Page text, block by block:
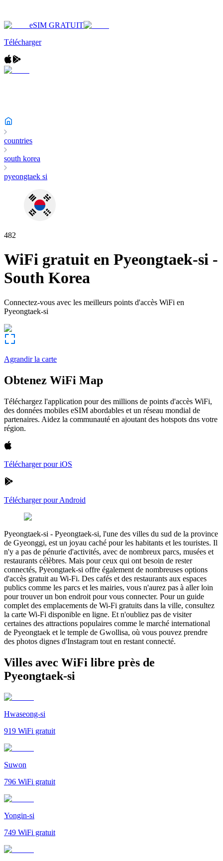
eSIM GRATUIT
Télécharger
countries
south korea
pyeongtaek si
482
WiFi gratuit en Pyeongtaek-si -
South Korea
Connectez-vous avec les meilleurs points d'accès WiFi en
Pyeongtaek-si
Agrandir la carte
Obtenez WiFi Map
Téléchargez l'application pour des millions de points d'accès WiFi,
des données mobiles eSIM abordables et un réseau mondial de
partenaires. Aidez la communauté en ajoutant des hotspots dns votre
région.
Télécharger pour iOS
Télécharger pour Android
Pyeongtaek-si - Pyeongtaek-si, l'une des villes du sud de la province
de Gyeonggi, est un joyau caché pour les habitants et les touristes. Il
n'y a pas de pénurie d'activités, avec de nombreux parcs, musées et
restaurants célèbres. Mais pour ceux qui ont besoin de rester
connectés, Pyeongtaek-si offre également de nombreuses options
d'accès gratuit au Wi-Fi. Des cafés et des restaurants aux espaces
publics comme les parcs et les mairies, vous n'aurez pas à aller loin
pour trouver un bon endroit pour vous connecter. Pour un guide
complet des emplacements de Wi-Fi gratuits dans la ville, consultez
la carte Wi-Fi disponible en ligne. Et n'oubliez pas de visiter
certaines des attractions populaires comme le marché international
de Pyeongtaek et le temple de Gwollisa, où vous pouvez prendre
des photos dignes d'Instagram tout en restant connecté.
Villes avec WiFi libre près de
Pyeongtaek-si
Hwaseong-si
919 WiFi gratuit
Suwon
796 WiFi gratuit
Yongin-si
749 WiFi gratuit